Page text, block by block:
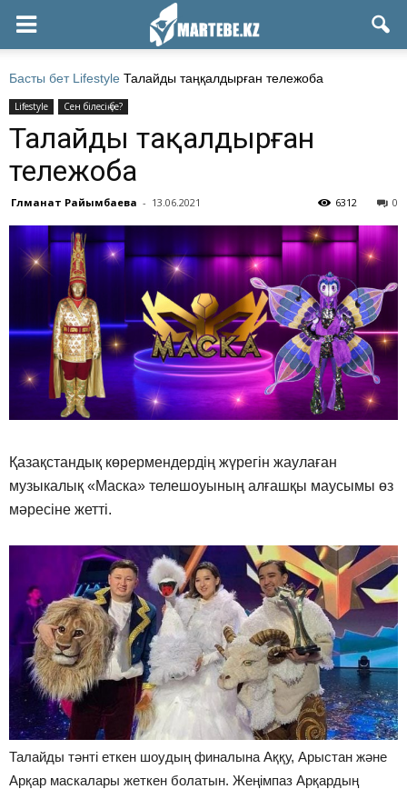
Басты бет Lifestyle Талайды таңқалдырған тележоба
Lifestyle Сен білесің бе?
Талайды таңқалдырған
тележоба
Гүлманат Райымбаева - 13.06.2021 0
6312
Қазақстандық көрермендердің жүрегін жаулаған
музыкалық «Маска» телешоуының алғашқы маусымы өз
мәресіне жетті.
Талайды тәнті еткен шоудың финалына Аққу, Арыстан және
Арқар маскалары жеткен болатын. Жеңімпаз Арқардың